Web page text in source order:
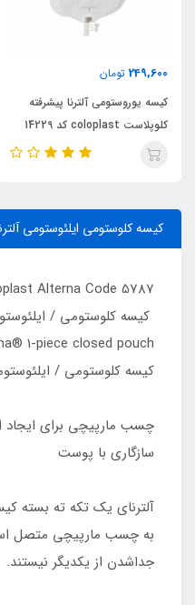
249,600 تومان
کیسه یوروستومی آلترنا پیشرفته
کلوپلاست coloplast کد 14229
کیسه کلوستومی ایلئوستومی آلترنا
Alterna Code 5787
کیسه کلوستومی /
1-piece closed pouch
کیسه کلوستومی /
چسب مارپیچی برای ایجاد
سازگاری با پوست
آلترنای یک تکه ته بسته
به چسب مارپیچی متصل
جداشدن از یکدیگر نیستند.